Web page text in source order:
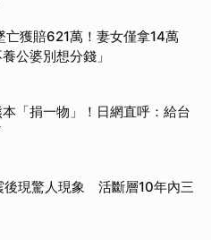
亡獲賠621萬！妻女僅拿14萬
公婆別想分錢」
「捐一物」！日網直呼：給台
後現驚人現象 活斷層10年內三